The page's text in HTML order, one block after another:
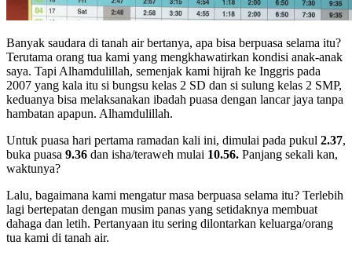
Banyak saudara di tanah air bertanya, apa bisa berpuasa selama itu?
Terutama orang tua kami yang mengkhawatirkan kondisi anak-anak
saya. Tapi Alhamdulillah, semenjak kami hijrah ke Inggris pada
2007 yang kala itu si bungsu kelas 2 SD dan si sulung kelas 2 SMP,
keduanya bisa melaksanakan ibadah puasa dengan lancar jaya tanpa
hambatan apapun. Alhamdulillah.
Untuk puasa hari pertama ramadan kali ini, dimulai pada pukul 2.37,
buka puasa 9.36 dan isha/teraweh mulai 10.56. Panjang sekali kan,
waktunya?
Lalu, bagaimana kami mengatur masa berpuasa selama itu? Terlebih
lagi bertepatan dengan musim panas yang setidaknya membuat
dahaga dan letih. Pertanyaan itu sering dilontarkan keluarga/orang
tua kami di tanah air.